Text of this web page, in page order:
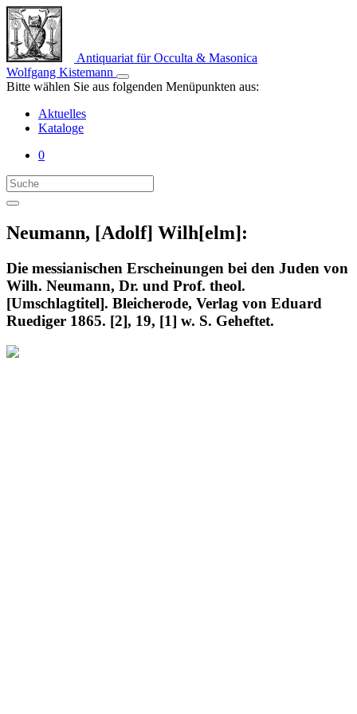
Antiquariat für Occulta & Masonica
Wolfgang Kistemann
Bitte wählen Sie aus folgenden Menüpunkten aus:
Aktuelles
Kataloge
0
Neumann, [Adolf] Wilh[elm]:
Die messianischen Erscheinungen bei den Juden von
Wilh. Neumann, Dr. und Prof. theol.
[Umschlagtitel]. Bleicherode, Verlag von Eduard
Ruediger 1865. [2], 19, [1] w. S. Geheftet.